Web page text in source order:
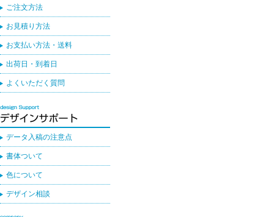
ご注文方法
お見積り方法
お支払い方法・送料
出荷日・到着日
よくいただく質問
データ入稿の注意点
書体ついて
色について
デザイン相談